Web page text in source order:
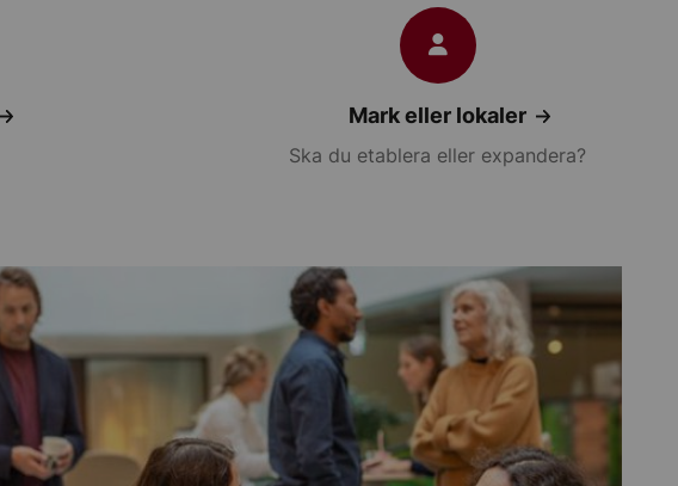
Mark eller lokaler
Ska du etablera eller expandera?